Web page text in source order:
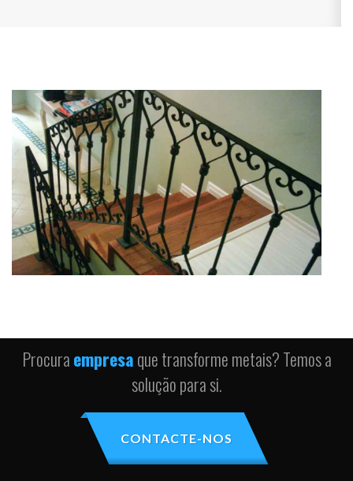
Procuraempresaque transforme metais? Temos a
solução para si.
CONTACTE-NOS